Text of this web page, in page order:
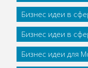
Бизнес идеи в
Бизнес идеи в
Бизнес идеи для